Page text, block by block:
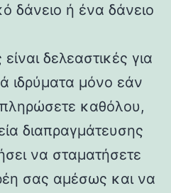
δάνειο ή ένα δάνειο
δελεαστικές για
ιδρύματα μόνο εάν
πληρώσετε καθόλου,
διαπραγμάτευσης
να σταματήσετε
σας αμέσως και να